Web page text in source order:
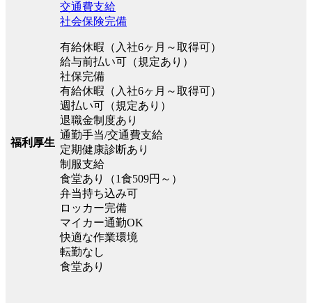
福利厚生
交通費支給
社会保険完備
有給休暇（入社6ヶ月～取得可）
給与前払い可（規定あり）
社保完備
有給休暇（入社6ヶ月～取得可）
週払い可（規定あり）
退職金制度あり
通勤手当/交通費支給
定期健康診断あり
制服支給
食堂あり（1食509円～）
弁当持ち込み可
ロッカー完備
マイカー通勤OK
快適な作業環境
転勤なし
食堂あり